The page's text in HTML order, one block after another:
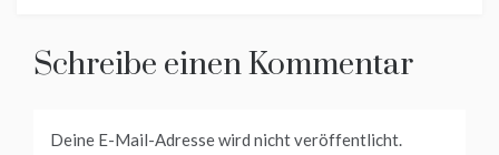
Schreibe einen Kommentar
Deine E-Mail-Adresse wird nicht veröffentlicht.